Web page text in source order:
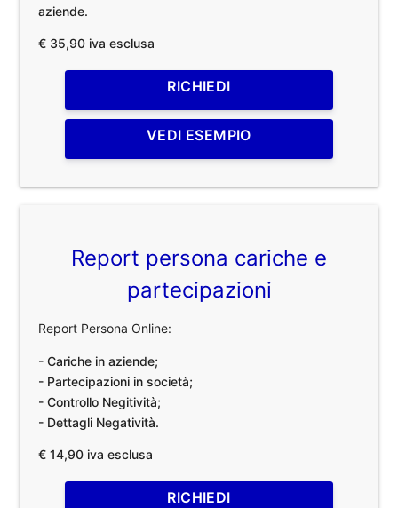
aziende.
€ 35,90 iva esclusa
RICHIEDI
VEDI ESEMPIO
Report persona cariche e
partecipazioni
Report Persona Online:
- Cariche in aziende;
- Partecipazioni in società;
- Controllo Negitività;
- Dettagli Negatività.
€ 14,90 iva esclusa
RICHIEDI